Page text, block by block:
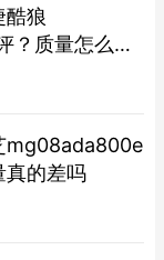
酷狼
质量怎么样
mg08ada800e
真的差吗